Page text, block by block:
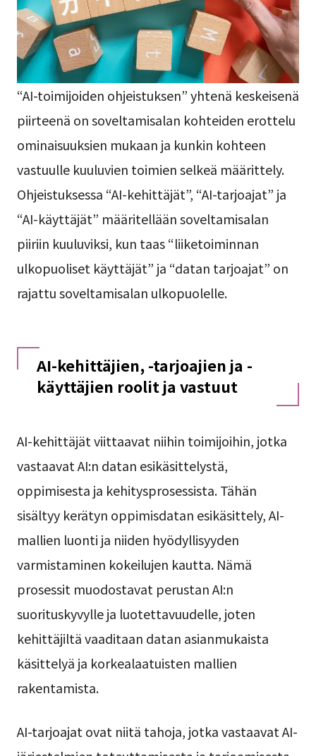
“AI-toimijoiden ohjeistuksen” yhtenä keskeisenä
piirteenä on soveltamisalan kohteiden erottelu
ominaisuuksien mukaan ja kunkin kohteen
vastuulle kuuluvien toimien selkeä määrittely.
Ohjeistuksessa “AI-kehittäjät”, “AI-tarjoajat” ja
“AI-käyttäjät” määritellään soveltamisalan
piiriin kuuluviksi, kun taas “liiketoiminnan
ulkopuoliset käyttäjät” ja “datan tarjoajat” on
rajattu soveltamisalan ulkopuolelle.
AI-kehittäjien, -tarjoajien ja -
käyttäjien roolit ja vastuut
AI-kehittäjät viittaavat niihin toimijoihin, jotka
vastaavat AI:n datan esikäsittelystä,
oppimisesta ja kehitysprosessista. Tähän
sisältyy kerätyn oppimisdatan esikäsittely, AI-
mallien luonti ja niiden hyödyllisyyden
varmistaminen kokeilujen kautta. Nämä
prosessit muodostavat perustan AI:n
suorituskyvylle ja luotettavuudelle, joten
kehittäjiltä vaaditaan datan asianmukaista
käsittelyä ja korkealaatuisten mallien
rakentamista.
AI-tarjoajat ovat niitä tahoja, jotka vastaavat AI-